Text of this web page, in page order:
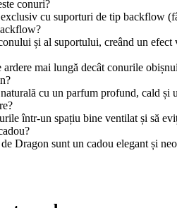
conuri?
cu suporturi de tip backflow
și al suportului, creând un
mai lungă decât conurile
cu un parfum profund, cald
într-un spațiu bine ventilat și să
Dragon sunt un cadou elegant și